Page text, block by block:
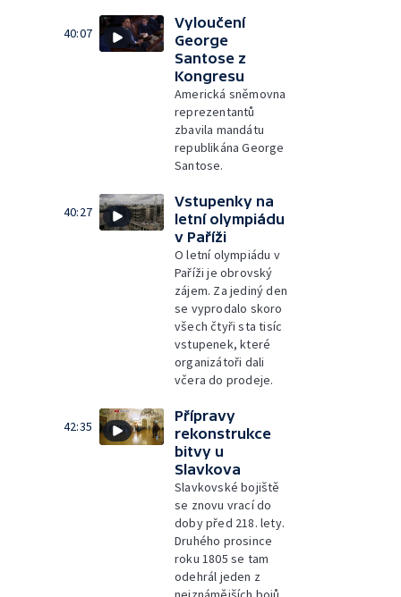
40:07
Vyloučení
George
Santose z
Kongresu
Americká sněmovna
reprezentantů
zbavila mandátu
republikána George
Santose.
40:27
Vstupenky na
letní olympiádu
v Paříži
O letní olympiádu v
Paříži je obrovský
zájem. Za jediný den
se vyprodalo skoro
všech čtyři sta tisíc
vstupenek, které
organizátoři dali
včera do prodeje.
42:35
Přípravy
rekonstrukce
bitvy u
Slavkova
Slavkovské bojiště
se znovu vrací do
doby před 218. lety.
Druhého prosince
roku 1805 se tam
odehrál jeden z